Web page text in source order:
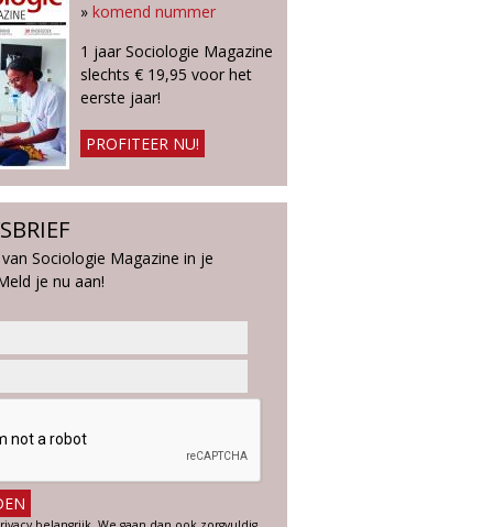
» komend nummer
1 jaar Sociologie Magazine
slechts € 19,95 voor het
eerste jaar!
PROFITEER NU!
Sociologie Magazine in je
je nu aan!